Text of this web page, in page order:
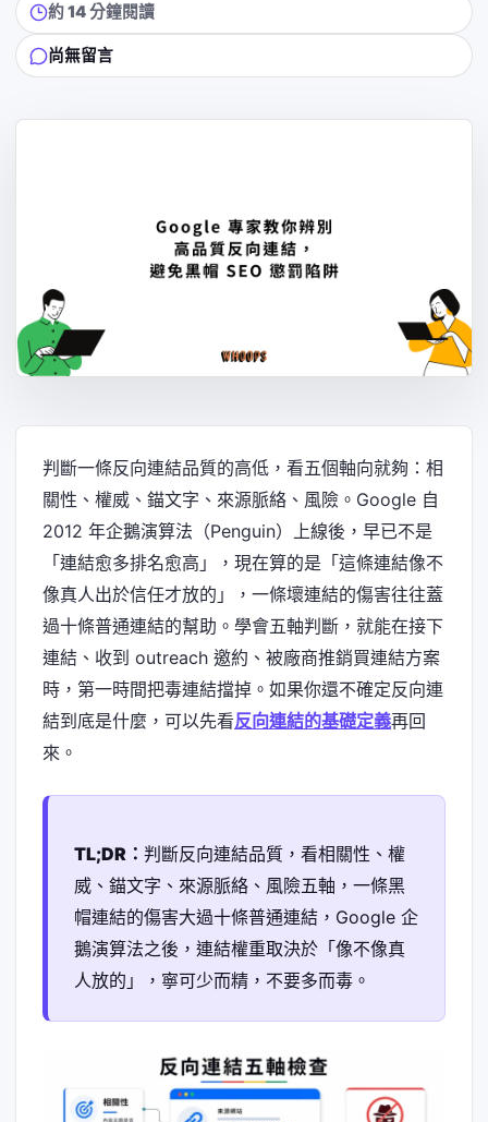
約 14 分鐘閱讀
尚無留言
判斷一條反向連結品質的高低，看五個軸向就夠：相
關性、權威、錨文字、來源脈絡、風險。Google 自
2012 年企鵝演算法（Penguin）上線後，早已不是
「連結愈多排名愈高」，現在算的是「這條連結像不
像真人出於信任才放的」，一條壞連結的傷害往往蓋
過十條普通連結的幫助。學會五軸判斷，就能在接下
連結、收到 outreach 邀約、被廠商推銷買連結方案
時，第一時間把毒連結擋掉。如果你還不確定反向連
結到底是什麼，可以先看反向連結的基礎定義再回
來。
TL;DR： 判斷反向連結品質，看相關性、權
威、錨文字、來源脈絡、風險五軸，一條黑
帽連結的傷害大過十條普通連結，Google 企
鵝演算法之後，連結權重取決於「像不像真
人放的」，寧可少而精，不要多而毒。